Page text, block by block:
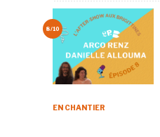
8/10
EN CHANTIER